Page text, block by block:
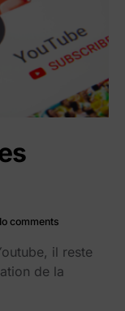
comments
il reste
de la